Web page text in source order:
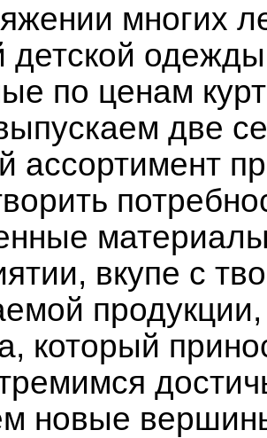
многих
детской
по ценам
две
ассортимент
вкупе с
который
новые